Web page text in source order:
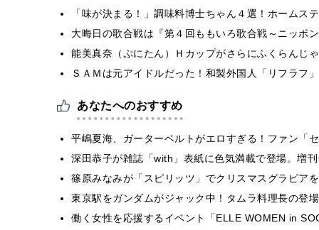
「味が決まる！」調味料博士ちゃん４選！ホームス
大晦日の歌合戦は『第４回ももいろ歌合戦～ニッポ
能美真奈（ぷにたん）Ｈカップがさらにふくらんじ
ＳＡＭは元アイドルだった！和製外国人「リフラフ
あなたへのおすすめ
平嶋夏海、ガーターベルトがエロすぎる！ファン「
深田恭子が雑誌「with」表紙に色気満載で登場。増
篠原みなみが「スピリッツ」でクリスマスグラビア
東京駅をガンダムがジャック中！タムラ料理長の登
働く女性を応援するイベント「ELLE WOMEN in